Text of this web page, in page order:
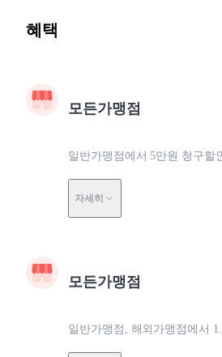
혜택
모든가맹점
일반가맹점에서 5만원 청구할
자세히
모든가맹점
일반가맹점, 해외가맹점에서